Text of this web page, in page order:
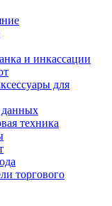
и инкассации
для
данных
техника
торгового